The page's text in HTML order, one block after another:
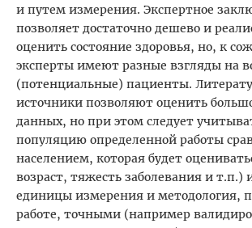
и путем измерения. Экспертное
позволяет достаточно дешево и
оценить состояние здоровья, но, к
эксперты имеют разные взгляды на
(потенциальные) пациенты.
источники позволяют оценить
данных, но при этом следует
популяцию определенной работы
населением, которая будет
возраст, тяжесть заболевания и т.п.)
единицы измерения и методология,
работе, точными (например